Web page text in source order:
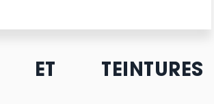
ET TEINTURES